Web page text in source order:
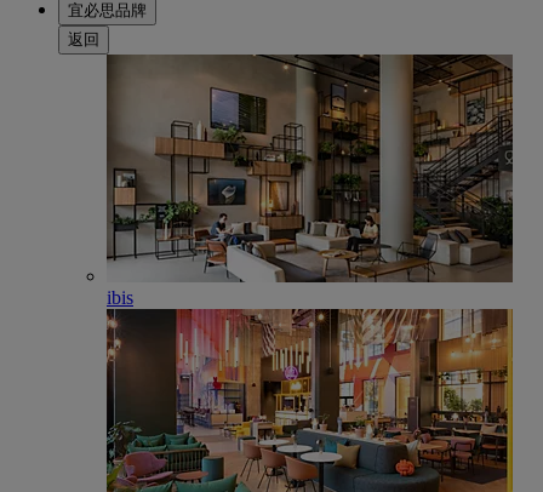
宜必思品牌
返回
ibis